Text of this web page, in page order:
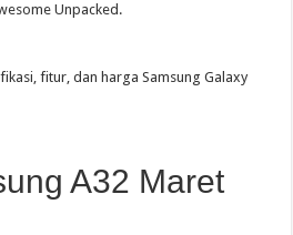
Unpacked.
fitur, dan harga Samsung Galaxy
A32 Maret